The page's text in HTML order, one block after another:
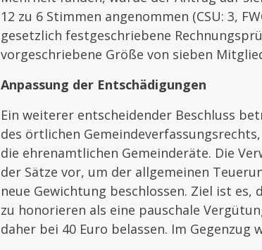
12 zu 6 Stimmen angenommen (CSU: 3,
gesetzlich festgeschriebene
vorgeschriebene Größe von sieben
Anpassung der Entschädigungen
Ein weiterer entscheidender Beschluss
des örtlichen
die ehrenamtlichen Gemeinderäte. Die
der Sätze vor, um der allgemeinen
neue Gewichtung beschlossen. Ziel ist
zu honorieren als eine pauschale
daher bei 40 Euro belassen. Im Gegenzug